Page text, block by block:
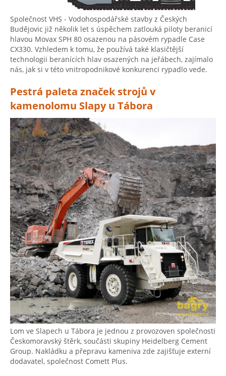
Společnost VHS - Vodohospodářské stavby z Českých
Budějovic již několik let s úspěchem zatlouká piloty beranicí
hlavou Movax SPH 80 osazenou na pásovém rypadle Case
CX330. Vzhledem k tomu, že používá také klasičtější
technologii beranících hlav osazených na jeřábech, zajímalo
nás, jak si v této vnitropodnikové konkurenci rypadlo vede.
Pestrá paleta značek strojů v
kamenolomu Slapy u Tábora
Lom ve Slapech u Tábora je jednou z provozoven společnosti
Českomoravský štěrk, součásti skupiny Heidelberg Cement
Group. Nakládku a přepravu kameniva zde zajišťuje externí
dodavatel, společnost Comett Plus.